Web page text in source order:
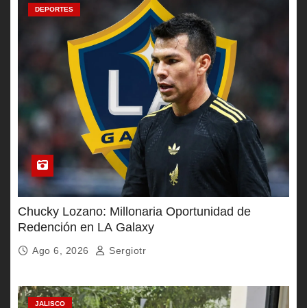
DEPORTES
Chucky Lozano: Millonaria Oportunidad de
Redención en LA Galaxy
Ago 6, 2026 Sergiotr
JALISCO